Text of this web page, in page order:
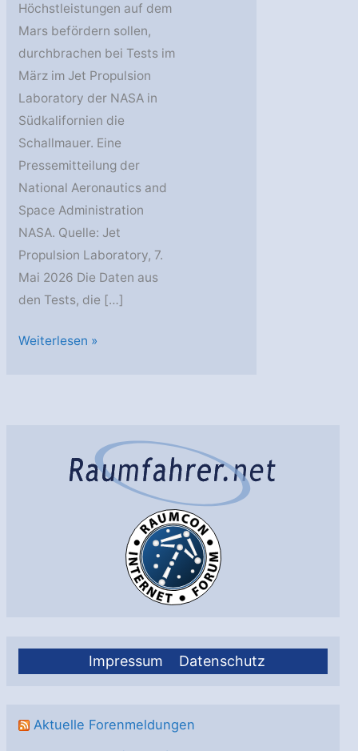
Impressum Datenschutz
Aktuelle Forenmeldungen
Höchstleistungen auf dem
Mars befördern sollen,
durchbrachen bei Tests im
März im Jet Propulsion
Laboratory der NASA in
Südkalifornien die
Schallmauer. Eine
Pressemitteilung der
National Aeronautics and
Space Administration
NASA. Quelle: Jet
Propulsion Laboratory, 7.
Mai 2026 Die Daten aus
den Tests, die […]
JPL
Rotorblättern
Weiterlesen »